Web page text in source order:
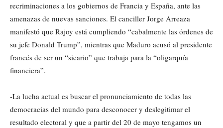
recriminaciones a los gobiernos de Francia y España, ante las
amenazas de nuevas sanciones. El canciller Jorge Arreaza
manifestó que Rajoy está cumpliendo “cabalmente las órdenes de
su jefe Donald Trump”, mientras que Maduro acusó al presidente
francés de ser un “sicario” que trabaja para la “oligarquía
financiera”.
-La lucha actual es buscar el pronunciamiento de todas las
democracias del mundo para desconocer y deslegitimar el
resultado electoral y que a partir del 20 de mayo tengamos un